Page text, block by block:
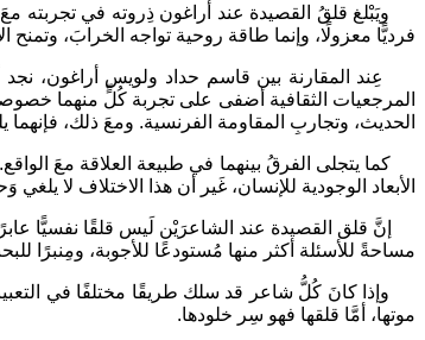
ويَبْلغ قلقُ القصيدة عند أراغون ذِروته في تجربته
فرديًّا معزولًا، وإنما طاقة روحية تواجه الخرابَ، وتمنح
عِند المقارنة بين قاسم حداد ولويس أراغون، نجد
المرجعيات الثقافية أضفى على تجربة كُلٍّ منهما
الحديث، وتجاربِ المقاومة الفرنسية. ومعَ ذلك، فإنهما
كما يتجلى الفرقُ بينهما في طبيعة العلاقة معَ
الأبعاد الوجودية للإنسان، غَير أن هذا الاختلاف لا
إنَّ قلق القصيدة عند الشاعرَيْن لَيس قلقًا نفسيًّا
مساحةً للأسئلة أكثر منها مُستودعًا للأجوبة، ومِنبرًا
وإذا كانَ كُلُّ شاعر قد سلك طريقًا مختلفًا في التعبير،
موتها، أمَّا قلقها فهو سِر خلودها.